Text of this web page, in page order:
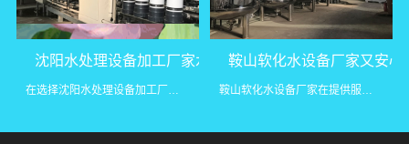
沈阳水处理设备加工厂家水处理设备安装注意事项
在选择沈阳水处理设备加工厂家时，我们往往会关注设备的性能和质...
鞍山软化水设备厂家又安
鞍山软化水设备厂家在提供服务时，通常会遵循以下服务流程，以确...